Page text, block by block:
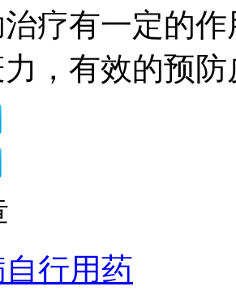
疗有一定的
力，有效的预
行用药